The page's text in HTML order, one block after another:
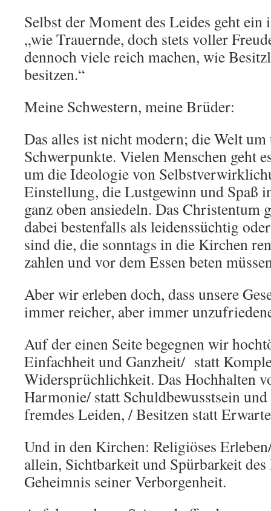
Selbst der Moment des Leides geht ein
„wie Trauernde, doch stets voller
dennoch viele reich machen, wie
besitzen.“
Meine Schwestern, meine Brüder:
Das alles ist nicht modern; die Welt um
Schwerpunkte. Vielen Menschen geht
um die Ideologie von
Einstellung, die Lustgewinn und Spaß
ganz oben ansiedeln. Das Christentum
dabei bestenfalls als leidenssüchtig
sind die, die sonntags in die Kirchen
zahlen und vor dem Essen beten
Aber wir erleben doch, dass unsere
immer reicher, aber immer
Auf der einen Seite begegnen wir
Einfachheit und Ganzheit/ statt
Widersprüchlichkeit. Das Hochhalten
Harmonie/ statt Schuldbewusstsein
fremdes Leiden, / Besitzen statt
Und in den Kirchen: Religiöses
allein, Sichtbarkeit und Spürbarkeit
Geheimnis seiner Verborgenheit.